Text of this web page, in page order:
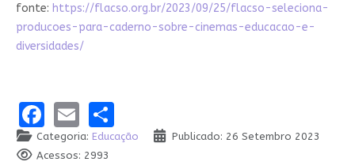
fonte: https://flacso.org.br/2023/09/25/flacso-seleciona-
producoes-para-caderno-sobre-cinemas-educacao-e-
diversidades/
Facebook
EmailShare
Categoria: Educação
Publicado: 26 Setembro 2023
Acessos: 2993